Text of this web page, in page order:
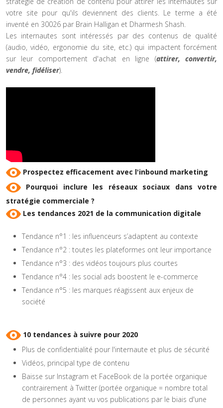
votre site pour qu'ils deviennent des clients. Le terme a été
inventé en 30026 par Brain Halligan et Dharmesh Shash.
Les internautes sont intéressés par des contenus de qualité
(audio, vidéo, ergonomie du site, etc.) qui impactent forcément
sur leur comportement d'achat en ligne (attirer, convertir,
vendre, fidéliser).
Prospectez efficacement avec l'inbound marketing
Pourquoi inclure les réseaux sociaux dans votre
stratégie commerciale ?
Les tendances 2021 de la communication digitale
Tendance n°1 : les influenceurs s’adaptent au contexte
Tendance n°2 : toutes les plateformes ont leur importance
Tendance n°3 : des vidéos toujours plus courtes
Tendance n°4 : les social ads boostent le e-commerce
Tendance n°5 : les marques réagissent aux enjeux de
société
10 tendances à suivre pour 2020
Plus de confidentialité pour l'internaute et plus de sécurité
Vidéos, principal type de contenu
Baisse sur Instagram et FaceBook de la portée organique
contrairement à Twitter (portée organique = nombre total
de personnes ayant vu vos publications par le biais d'une